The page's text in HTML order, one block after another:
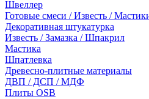
Швеллер
Готовые смеси / Известь /
Декоративная штукатурка
Известь / Замазка / Шпакрил
Мастика
Шпатлевка
Древесно-плитные материалы
ДВП / ДСП / МДФ
Плиты OSB